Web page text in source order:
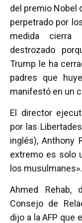
del premio Nobel
perpetrado por
medida cierra
destrozado
Trump le ha
padres que
manifestó en un
El director
por las
inglés), Anthony
extremo es solo
los musulmanes».
Ahmed Rehab,
Consejo de
dijo a la AFP que